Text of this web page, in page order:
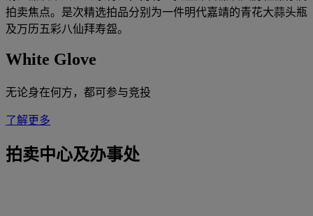
拍卖焦点。是次精选拍品分别为一件明代嘉靖的青花大蒜头瓶
及万历五彩八仙拜寿盌。
White Glove
无论身在何方，都可参与竞投
了解更多
拍卖中心及办事处